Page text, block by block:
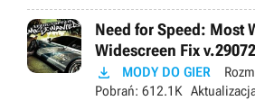
Need for Speed: Most
Widescreen Fix
 MODY DO GIER
Pobrań: 612.1K